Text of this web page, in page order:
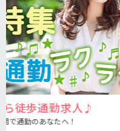
注目の
あなたの希望